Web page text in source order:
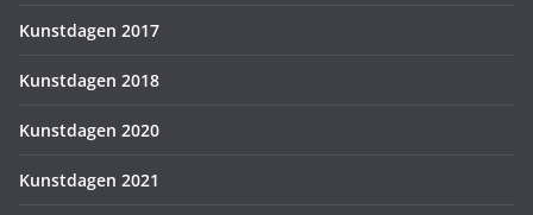
Kunstdagen 2017
Kunstdagen 2018
Kunstdagen 2020
Kunstdagen 2021